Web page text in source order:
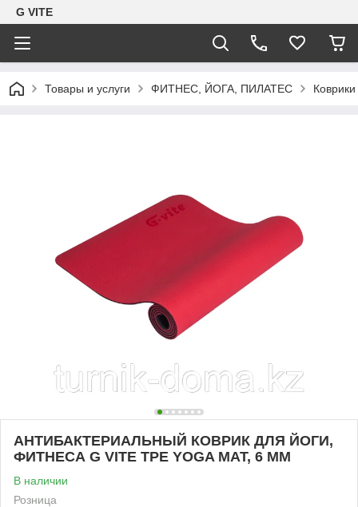
G VITE
Товары и услуги ФИТНЕС, ЙОГА, ПИЛАТЕС
АНТИБАКТЕРИАЛЬНЫЙ КОВРИК ДЛЯ ЙОГИ,
ФИТНЕСА G VITE TPE YOGA MAT, 6 ММ
В наличии
Розница